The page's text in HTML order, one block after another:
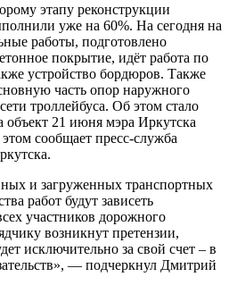
этапу реконструкции
уже на 60%. На сегодня на
работы, подготовлено
покрытие, идёт работа по
устройство бордюров. Также
часть опор наружного
троллейбуса. Об этом стало
объект 21 июня мэра Иркутска
сообщает пресс-служба
и загруженных транспортных
работ будут зависеть
участников дорожного
возникнут претензии,
исключительно за свой счет – в
— подчеркнул Дмитрий